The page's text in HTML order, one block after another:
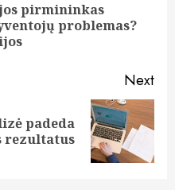
pirmininkas
problemas?
Next
padeda
rezultatus